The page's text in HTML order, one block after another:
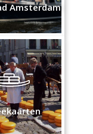
Amsterdam